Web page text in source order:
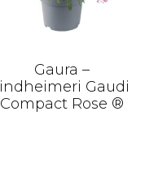
Gaura –
lindheimeri Gaudi
Compact Rose ®